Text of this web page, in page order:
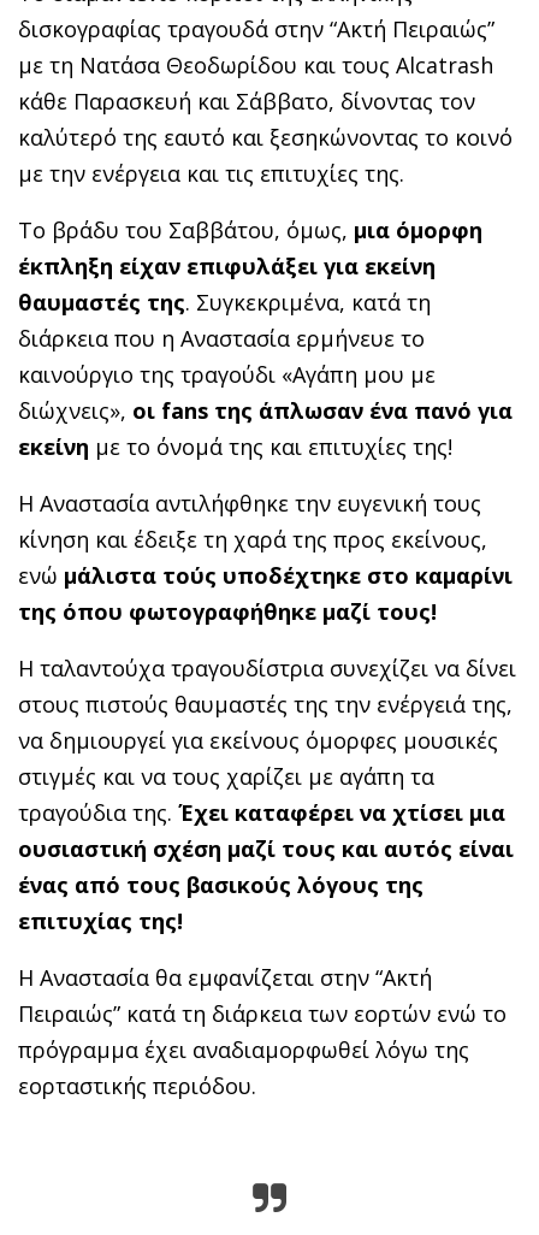
δισκογραφίας τραγουδά στην “Ακτή Πειραιώς”
με τη Νατάσα Θεοδωρίδου και τους Alcatrash
κάθε Παρασκευή και Σάββατο, δίνοντας τον
καλύτερό της εαυτό και ξεσηκώνοντας το κοινό
με την ενέργεια και τις επιτυχίες της.
Το βράδυ του Σαββάτου, όμως, μια όμορφη
έκπληξη είχαν επιφυλάξει για εκείνη
θαυμαστές της. Συγκεκριμένα, κατά τη
διάρκεια που η Αναστασία ερμήνευε το
καινούργιο της τραγούδι «Αγάπη μου με
διώχνεις», οι fans της άπλωσαν ένα πανό για
εκείνη με το όνομά της και επιτυχίες της!
Η Αναστασία αντιλήφθηκε την ευγενική τους
κίνηση και έδειξε τη χαρά της προς εκείνους,
ενώ μάλιστα τούς υποδέχτηκε στο καμαρίνι
της όπου φωτογραφήθηκε μαζί τους!
Η ταλαντούχα τραγουδίστρια συνεχίζει να δίνει
στους πιστούς θαυμαστές της την ενέργειά της,
να δημιουργεί για εκείνους όμορφες μουσικές
στιγμές και να τους χαρίζει με αγάπη τα
τραγούδια της. Έχει καταφέρει να χτίσει μια
ουσιαστική σχέση μαζί τους και αυτός είναι
ένας από τους βασικούς λόγους της
επιτυχίας της!
Η Αναστασία θα εμφανίζεται στην “Ακτή
Πειραιώς” κατά τη διάρκεια των εορτών ενώ το
πρόγραμμα έχει αναδιαμορφωθεί λόγω της
εορταστικής περιόδου.